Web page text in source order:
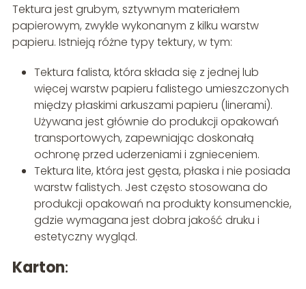
Tektura jest grubym, sztywnym materiałem
papierowym, zwykle wykonanym z kilku warstw
papieru. Istnieją różne typy tektury, w tym:
Tektura falista, która składa się z jednej lub
więcej warstw papieru falistego umieszczonych
między płaskimi arkuszami papieru (linerami).
Używana jest głównie do produkcji opakowań
transportowych, zapewniając doskonałą
ochronę przed uderzeniami i zgnieceniem.
Tektura lite, która jest gęsta, płaska i nie posiada
warstw falistych. Jest często stosowana do
produkcji opakowań na produkty konsumenckie,
gdzie wymagana jest dobra jakość druku i
estetyczny wygląd.
Karton: